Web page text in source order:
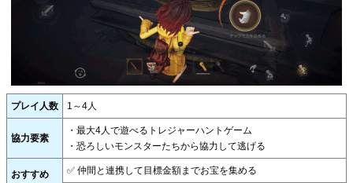
プレイ人数 1～4人
協力要素
・最大4人で遊べるトレジャーハントゲーム
・恐ろしいモンスターたちから協力して逃げる
おすすめ
✅ 仲間と連携して目標金額までお宝を集める